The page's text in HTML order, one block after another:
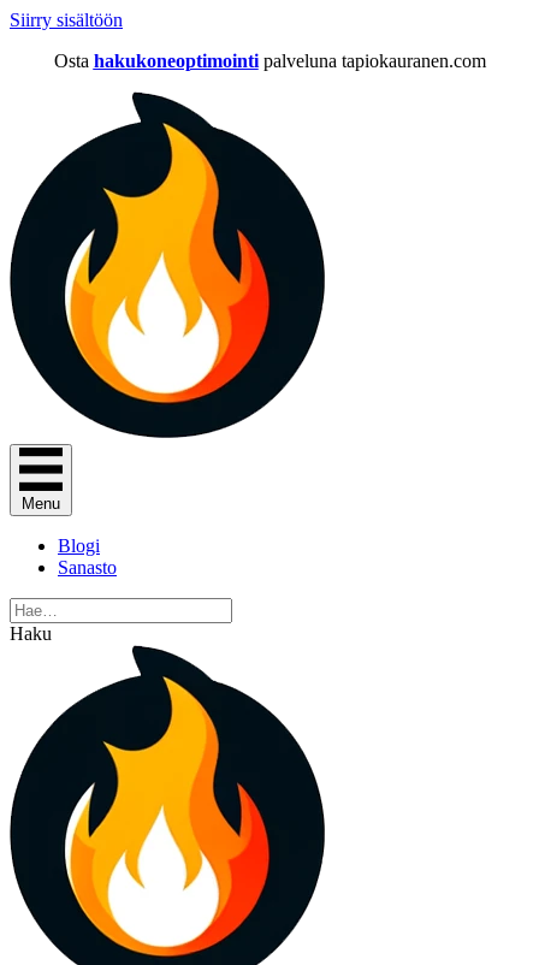
Siirry sisältöön
Osta hakukoneoptimointi palveluna tapiokauranen.com
Menu
Blogi
Sanasto
Haku